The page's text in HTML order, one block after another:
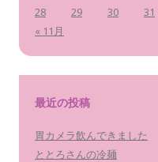
« 11月
28
29 30 31
最近の投稿
胃カメラ飲んできました
ととろさんの冷麺